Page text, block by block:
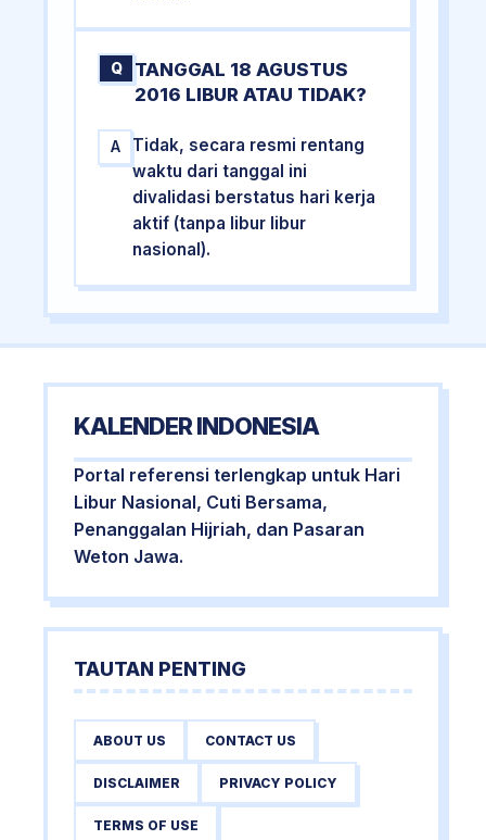
Q
TANGGAL 18 AGUSTUS
2016 LIBUR ATAU TIDAK?
A
Tidak, secara resmi rentang
waktu dari tanggal ini
divalidasi berstatus hari kerja
aktif (tanpa libur libur
nasional).
KALENDER INDONESIA
Portal referensi terlengkap untuk Hari
Libur Nasional, Cuti Bersama,
Penanggalan Hijriah, dan Pasaran
Weton Jawa.
TAUTAN PENTING
ABOUT US CONTACT US
DISCLAIMER PRIVACY POLICY
TERMS OF USE